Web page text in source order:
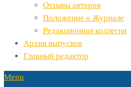
Отзывы авторов
Положение о Журнале
Редакционная коллегия
Архив выпусков
Главный редактор
Menu